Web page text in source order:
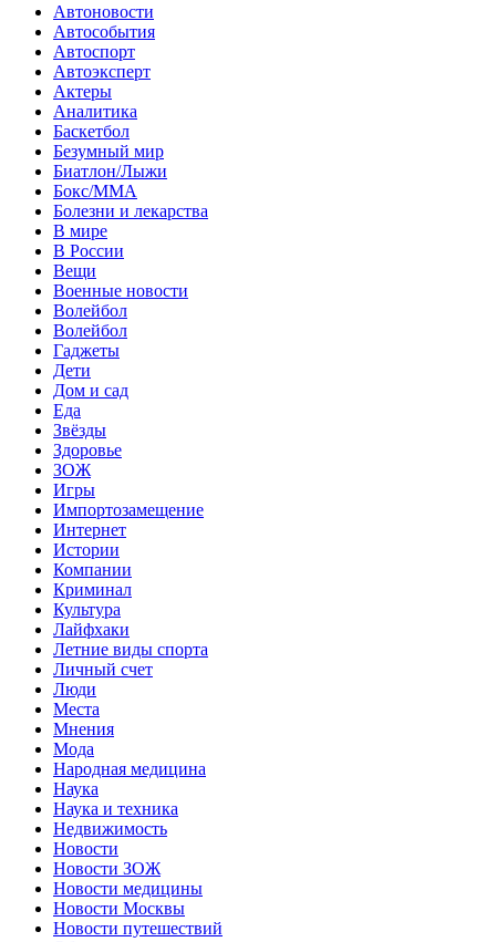
Автоновости
Автособытия
Автоспорт
Автоэксперт
Актеры
Аналитика
Баскетбол
Безумный мир
Биатлон/Лыжи
Бокс/MMA
Болезни и лекарства
В мире
В России
Вещи
Военные новости
Волейбол
Волейбол
Гаджеты
Дети
Дом и сад
Еда
Звёзды
Здоровье
ЗОЖ
Игры
Импортозамещение
Интернет
Истории
Компании
Криминал
Культура
Лайфхаки
Летние виды спорта
Личный счет
Люди
Места
Мнения
Мода
Народная медицина
Наука
Наука и техника
Недвижимость
Новости
Новости ЗОЖ
Новости медицины
Новости Москвы
Новости путешествий